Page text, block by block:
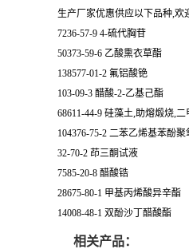
生产厂家优惠供应以下品种,欢
7236-57-9 4-硫代胸苷
50373-59-6 乙酸熏衣草酯
138577-01-2 氟铝酸铯
103-09-3 醋酸-2-乙基己酯
68611-44-9 硅藻土,助熔煅烧,
104376-75-2 二苯乙烯基苯酚
32-70-2 茚三酮试液
7585-20-8 醋酸锆
28675-80-1 甲基丙烯酸异辛酯
14008-48-1 双酚沙丁醋酸酯
相关产品：